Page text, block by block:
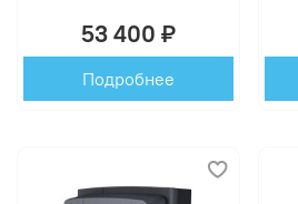
53 400 ₽
Подробнее